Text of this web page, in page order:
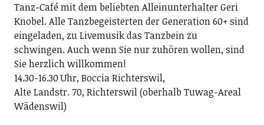
Tanz-Café mit dem beliebten Alleinunterhalter Geri
Knobel. Alle Tanzbegeisterten der Generation 60+ sind
eingeladen, zu Livemusik das Tanzbein zu
schwingen. Auch wenn Sie nur zuhören wollen, sind
Sie herzlich willkommen!
14.30-16.30 Uhr, Boccia Richterswil,
Alte Landstr. 70, Richterswil (oberhalb Tuwag-Areal
Wädenswil)